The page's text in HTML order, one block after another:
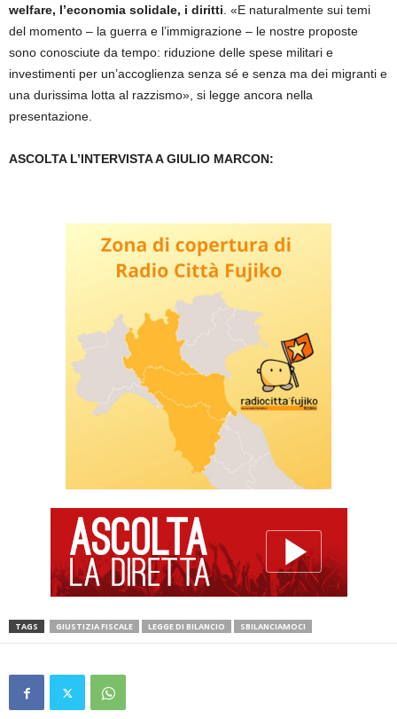
welfare, l’economia solidale, i diritti. «E naturalmente sui temi
del momento – la guerra e l’immigrazione – le nostre proposte
sono conosciute da tempo: riduzione delle spese militari e
investimenti per un’accoglienza senza sé e senza ma dei migranti e
una durissima lotta al razzismo», si legge ancora nella
presentazione.
ASCOLTA L’INTERVISTA A GIULIO MARCON:
TAGS GIUSTIZIA FISCALE LEGGE DI BILANCIO SBILANCIAMOCI